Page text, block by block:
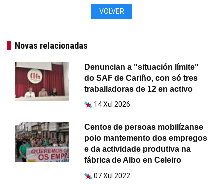
VOLVER
Novas relacionadas
Denuncian a "situación límite"
do SAF de Cariño, con só tres
traballadoras de 12 en activo
14 Xul 2026
Centos de persoas mobilízanse
polo mantemento dos empregos
e da actividade produtiva na
fábrica de Albo en Celeiro
07 Xul 2022